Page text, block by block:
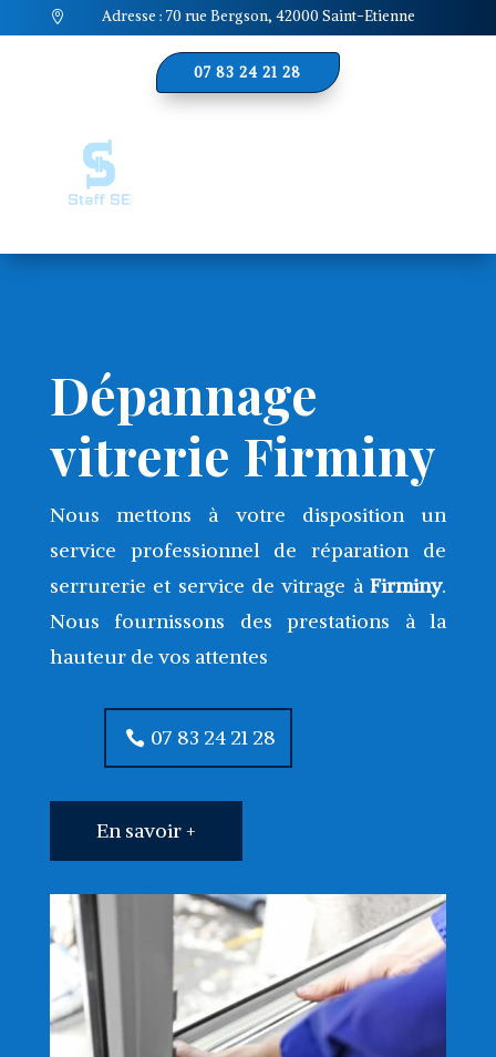
 Adresse : 70 rue Bergson, 42000 Saint-Etienne
07 83 24 21 28
Dépannage
vitrerie Firminy
Nous mettons à votre disposition un
service professionnel de réparation de
serrurerie et service de vitrage àFirminy.
Nous fournissons des prestations à la
hauteur de vos attentes
07 83 24 21 28
En savoir +